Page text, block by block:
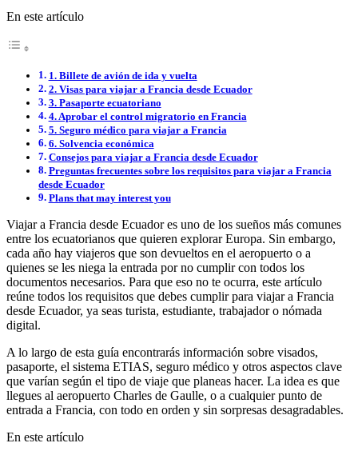
En este artículo
1. Billete de avión de ida y vuelta
2. Visas para viajar a Francia desde Ecuador
3. Pasaporte ecuatoriano
4. Aprobar el control migratorio en Francia
5. Seguro médico para viajar a Francia
6. Solvencia económica
Consejos para viajar a Francia desde Ecuador
Preguntas frecuentes sobre los requisitos para viajar a Francia
desde Ecuador
Plans that may interest you
Viajar a Francia desde Ecuador es uno de los sueños más comunes
entre los ecuatorianos que quieren explorar Europa. Sin embargo,
cada año hay viajeros que son devueltos en el aeropuerto o a
quienes se les niega la entrada por no cumplir con todos los
documentos necesarios. Para que eso no te ocurra, este artículo
reúne todos los requisitos que debes cumplir para viajar a Francia
desde Ecuador, ya seas turista, estudiante, trabajador o nómada
digital.
A lo largo de esta guía encontrarás información sobre visados,
pasaporte, el sistema ETIAS, seguro médico y otros aspectos clave
que varían según el tipo de viaje que planeas hacer. La idea es que
llegues al aeropuerto Charles de Gaulle, o a cualquier punto de
entrada a Francia, con todo en orden y sin sorpresas desagradables.
En este artículo